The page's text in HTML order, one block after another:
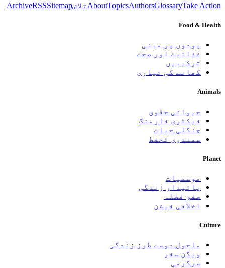
AboutTopicsAuthorsGlossaryTake Action تلاش ArchiveRSSSitemap
Food & Health
پودوں پر مبنی
غذائیت اور صحت
ترکیبیں
کھانے کی تیاری
Animals
حیوانی حقوق
فیکٹری فارمنگ
جنگلی حیات
سمندری تحفظ
Planet
موسمیات
پائیدار زندگی
صفر فضلہ
اخلاقی فیشن
Culture
ماحول دوست طرز زندگی
ویگن سفر
سرگرمی